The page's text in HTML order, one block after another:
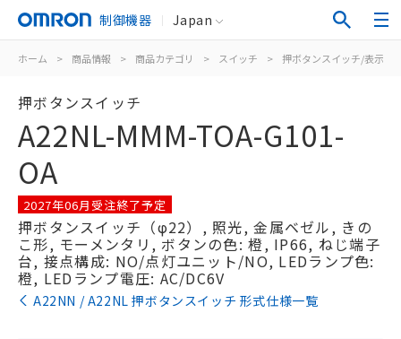
制御機器 Japan
ホーム > 商品情報 > 商品カテゴリ > スイッチ > 押ボタンスイッチ/表示灯
押ボタンスイッチ
A22NL-MMM-TOA-G101-
OA
2027年06月受注終了予定
押ボタンスイッチ（φ22）, 照光, 金属ベゼル, きの
こ形, モーメンタリ, ボタンの色: 橙, IP66, ねじ端子
台, 接点構成: NO/点灯ユニット/NO, LEDランプ色:
橙, LEDランプ電圧: AC/DC6V
A22NN / A22NL 押ボタンスイッチ 形式仕様一覧